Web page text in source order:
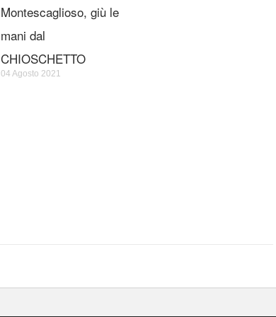
Montescaglioso, giù le
mani dal
CHIOSCHETTO
04 Agosto 2021